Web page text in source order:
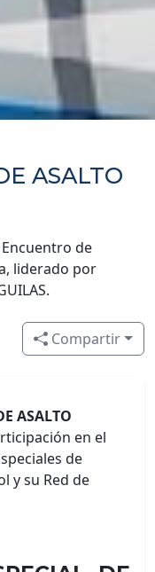
ASALTO
de
liderado por
Compartir
ASALTO
en el
de
y su Red de